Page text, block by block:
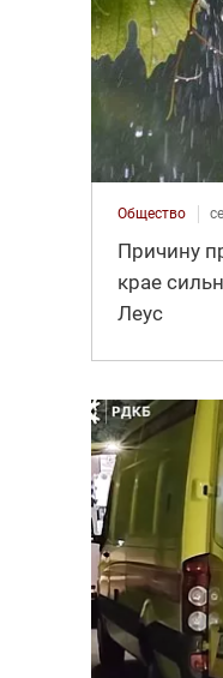
Общество
Причину
крае
Леус